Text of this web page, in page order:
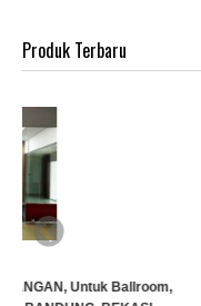
Produk Terbaru
Cari PARTISI PINTU